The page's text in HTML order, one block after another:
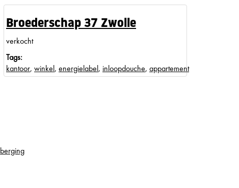
Broederschap 37 Zwolle
verkocht
Tags:
kantoor, winkel, energielabel, inloopdouche, appartement
berging